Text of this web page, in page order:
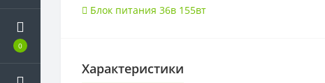
0
Блок питания 36в 155вт
Характеристики